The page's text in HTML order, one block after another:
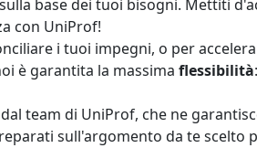
sulla base dei tuoi bisogni. Mettiti
con UniProf!
i tuoi impegni, o per
è garantita la massima flessibilità
team di UniProf, che ne
sull'argomento da te scelto